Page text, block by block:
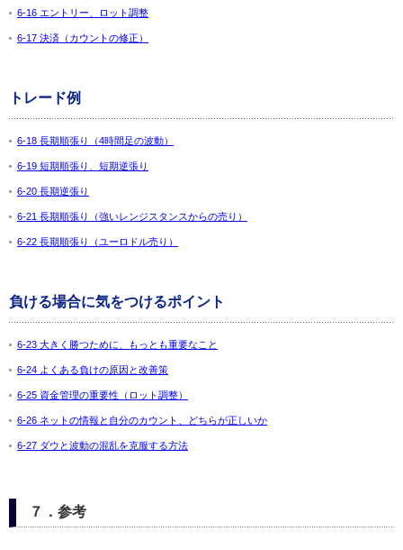
6-16 エントリー、ロット調整
6-17 決済（カウントの修正）
トレード例
6-18 長期順張り（4時間足の波動）
6-19 短期順張り、短期逆張り
6-20 長期逆張り
6-21 長期順張り（強いレンジスタンスからの売り）
6-22 長期順張り（ユーロドル売り）
負ける場合に気をつけるポイント
6-23 大きく勝つために、もっとも重要なこと
6-24 よくある負けの原因と改善策
6-25 資金管理の重要性（ロット調整）
6-26 ネットの情報と自分のカウント、どちらが正しいか
6-27 ダウと波動の混乱を克服する方法
７．参考